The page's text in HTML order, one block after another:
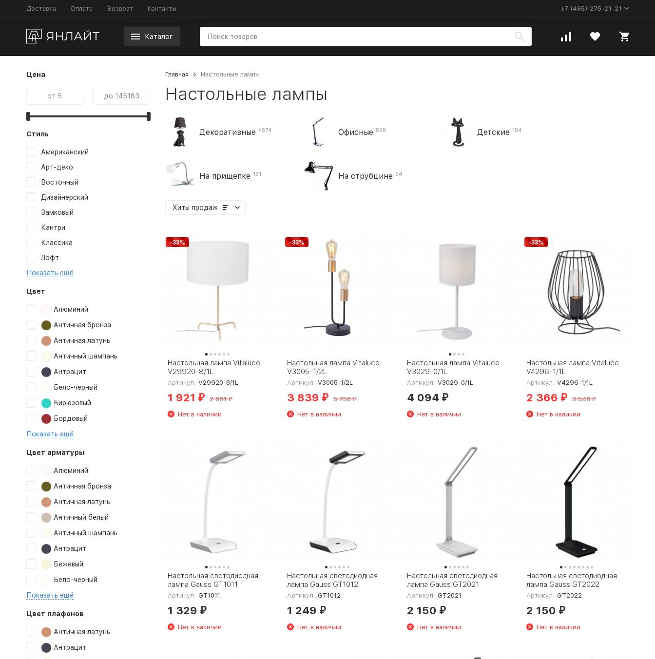
Доставка Оплата Возврат Контакты +7 (495) 275-21-21
Каталог
Главная Настольные лампы
Настольные лампы
Декоративные 4874 Офисные 869 Детские 184
На прищепке 151 На струбцине 94
Хиты продаж
-33%
Настольная лампа Vitaluce
V29920-8/1L
Артикул: V29920-8/1L
1 921 ₽ 2 881₽
Нет в наличии
-33%
Настольная лампа Vitaluce
V3005-1/2L
Артикул: V3005-1/2L
3 839 ₽ 5 758₽
Нет в наличии
Настольная лампа Vitaluce
V3029-0/1L
Артикул: V3029-0/1L
4 094 ₽
Нет в наличии
-33%
Настольная лампа Vitaluce
V4296-1/1L
Артикул: V4296-1/1L
2 366 ₽ 3 548₽
Нет в наличии
Настольная светодиодная
лампа Gauss GT1011
Артикул: GT1011
1 329 ₽
Нет в наличии
Настольная светодиодная
лампа Gauss GT1012
Артикул: GT1012
1 249 ₽
Нет в наличии
Настольная светодиодная
лампа Gauss GT2021
Артикул: GT2021
2 150 ₽
Нет в наличии
Настольная светодиодная
лампа Gauss GT2022
Артикул: GT2022
2 150 ₽
Нет в наличии
Цена
Стиль
Американский
Арт-деко
Восточный
Дизайнерский
Замковый
Кантри
Классика
Лофт
Показать ещё
Цвет
Алюминий
Античная бронза
Античная латунь
Античный шампань
Антрацит
Бело-черный
Бирюзовый
Бордовый
Показать ещё
Цвет арматуры
Алюминий
Античная бронза
Античная латунь
Античный белый
Античный шампань
Антрацит
Бежевый
Бело-черный
Показать ещё
Цвет плафонов
Античная латунь
Антрацит